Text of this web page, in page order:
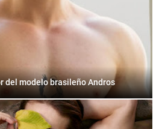
del modelo brasileño Andros